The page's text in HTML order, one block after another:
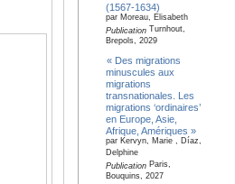
(1567-1634)
par Moreau, Elisabeth
PublicationTurnhout,
Brepols, 2029
« Des migrations
minuscules aux
migrations
transnationales. Les
migrations ‘ordinaires’
en Europe, Asie,
Afrique, Amériques »
par Kervyn, Marie , Díaz,
Delphine
PublicationParis,
Bouquins, 2027